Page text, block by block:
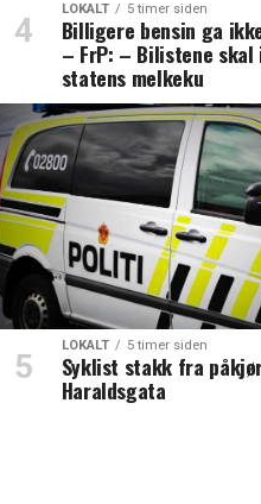
LOKALT 5 timer siden
Billigere bensin ga
– FrP: – Bilistene
statens melkeku
LOKALT 5 timer siden
Syklist stakk fra
Haraldsgata